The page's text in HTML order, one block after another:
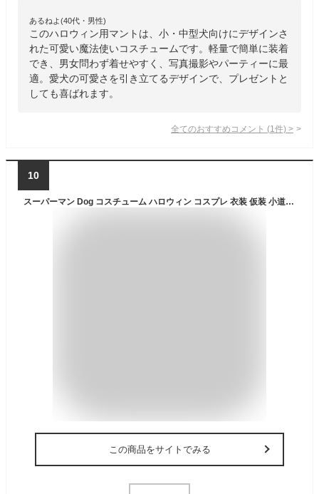
あるねよ(40代・男性)
このハロウィン用マントは、小・中型犬向けにデザインさ
れた可愛い魔法使いコスチュームです。軽量で簡単に装着
でき、男女問わず着せやすく、写真撮影やパーティーに最
適。愛犬の可愛さを引き立てるデザインで、プレゼントと
しても喜ばれます。
全てのおすすめコメント (1 件) >
10
スーパーマン Dog コスチューム ハロウィン コスプレ 衣装 仮装 小道具 おもしろい イベント パーティ ハロウィーン 学芸会 学園祭 学芸会 ショー お遊戯会 二次会 忘年会 新年会 歓迎会 送迎会 出し物 余興 誕生日 発表会
この商品をサイトでみる